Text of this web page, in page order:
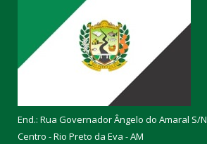
End.: Rua Governador Ângelo do Amaral S/N
Centro - Rio Preto da Eva - AM